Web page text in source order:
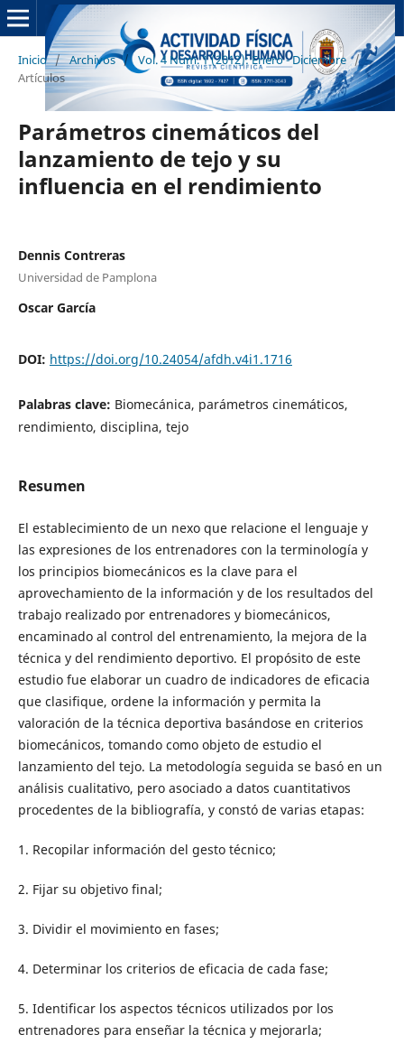
Inicio / Archivos / Vol. 4 Núm. 1 (2012): Enero - Diciembre /
Artículos
Parámetros cinemáticos del
lanzamiento de tejo y su
influencia en el rendimiento
Dennis Contreras
Universidad de Pamplona
Oscar García
DOI: https://doi.org/10.24054/afdh.v4i1.1716
Palabras clave: Biomecánica, parámetros cinemáticos,
rendimiento, disciplina, tejo
Resumen
El establecimiento de un nexo que relacione el lenguaje y
las expresiones de los entrenadores con la terminología y
los principios biomecánicos es la clave para el
aprovechamiento de la información y de los resultados del
trabajo realizado por entrenadores y biomecánicos,
encaminado al control del entrenamiento, la mejora de la
técnica y del rendimiento deportivo. El propósito de este
estudio fue elaborar un cuadro de indicadores de eficacia
que clasifique, ordene la información y permita la
valoración de la técnica deportiva basándose en criterios
biomecánicos, tomando como objeto de estudio el
lanzamiento del tejo. La metodología seguida se basó en un
análisis cualitativo, pero asociado a datos cuantitativos
procedentes de la bibliografía, y constó de varias etapas:
1. Recopilar información del gesto técnico;
2. Fijar su objetivo final;
3. Dividir el movimiento en fases;
4. Determinar los criterios de eficacia de cada fase;
5. Identificar los aspectos técnicos utilizados por los
entrenadores para enseñar la técnica y mejorarla;